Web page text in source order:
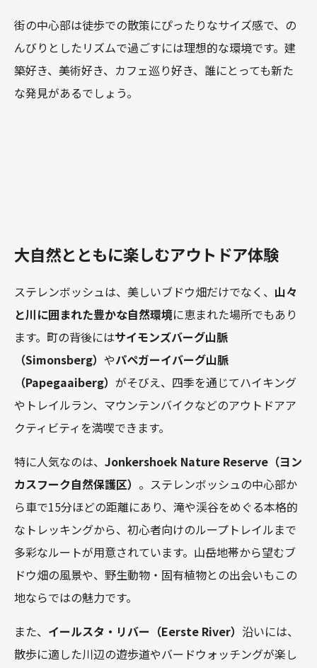
街の中心部は徒歩での散策にぴったりなサイズ感で、の
んびりとしたリズムで過ごすには理想的な環境です。建
築好き、美術好き、カフェ巡り好き、誰にとっても新た
な発見があるでしょう。
大自然とともに楽しむアウトドア体験
ステレンボッシュは、美しいブドウ畑だけでなく、 山々
と川に囲まれた豊かな自然環境に恵まれた場所でもあり
ます。町の背後にはサイモンズバーグ山脈
（Simonsberg） やパペガーイバーグ山脈
（Papegaaiberg） がそびえ、四季を通じてハイキング
やトレイルラン、マウンテンバイクなどのアウトドアア
クティビティを満喫できます。
特に人気なのは、 Jonkershoek Nature Reserve（ヨン
カスフーク自然保護区） 。ステレンボッシュの中心部か
ら車で15分ほどの距離にあり、滝や渓谷をめぐる本格的
なトレッキングから、初心者向けのループトレイルまで
多彩なルートが用意されています。山岳地帯から望むブ
ドウ畑の風景や、野生動物・固有植物との出会いもこの
地ならではの魅力です。
また、 イールスタ・リバー（Eerste River） 沿いには、
散歩に適した川辺の遊歩道やバードウォッチングが楽し